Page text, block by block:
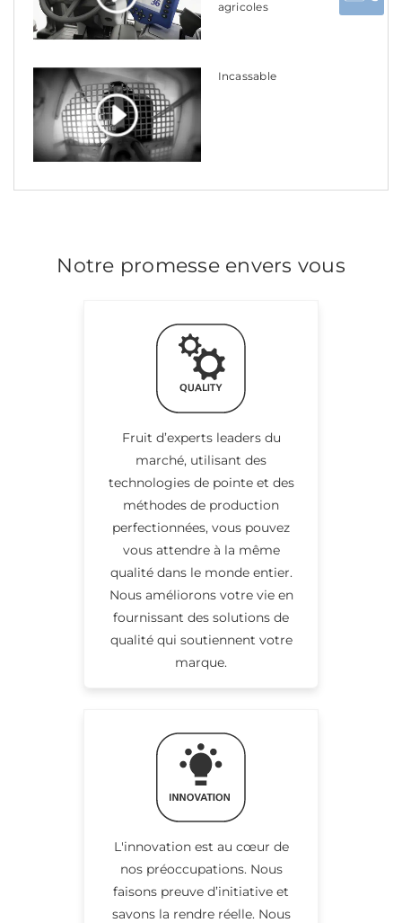
agricoles
Incassable
Notre promesse envers vous
Fruit d’experts leaders du
marché, utilisant des
technologies de pointe et des
méthodes de production
perfectionnées, vous pouvez
vous attendre à la même
qualité dans le monde entier.
Nous améliorons votre vie en
fournissant des solutions de
qualité qui soutiennent votre
marque.
L'innovation est au cœur de
nos préoccupations. Nous
faisons preuve d’initiative et
savons la rendre réelle. Nous